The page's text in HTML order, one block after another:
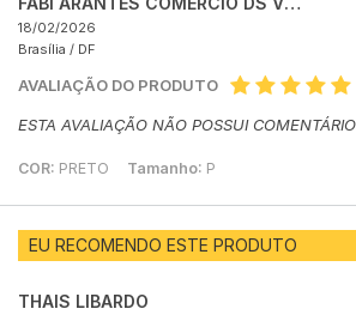
18/02/2026
Brasília / DF
AVALIAÇÃO DO PRODUTO
ESTA AVALIAÇÃO NÃO POSSUI
COR: PRETO Tamanho: P
EU RECOMENDO ESTE PRODUTO
THAIS LIBARDO